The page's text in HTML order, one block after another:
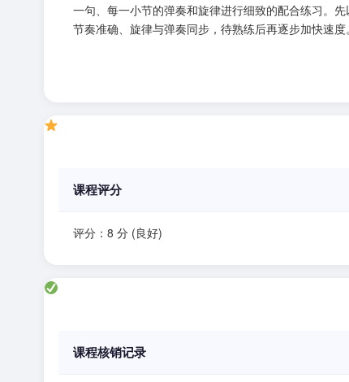
一句、每一小节的弹奏和旋律进行细致的配合练习。
节奏准确、旋律与弹奏同步，待熟练后再逐步加快速度。
课程评分
评分：8 分 (良好)
课程核销记录